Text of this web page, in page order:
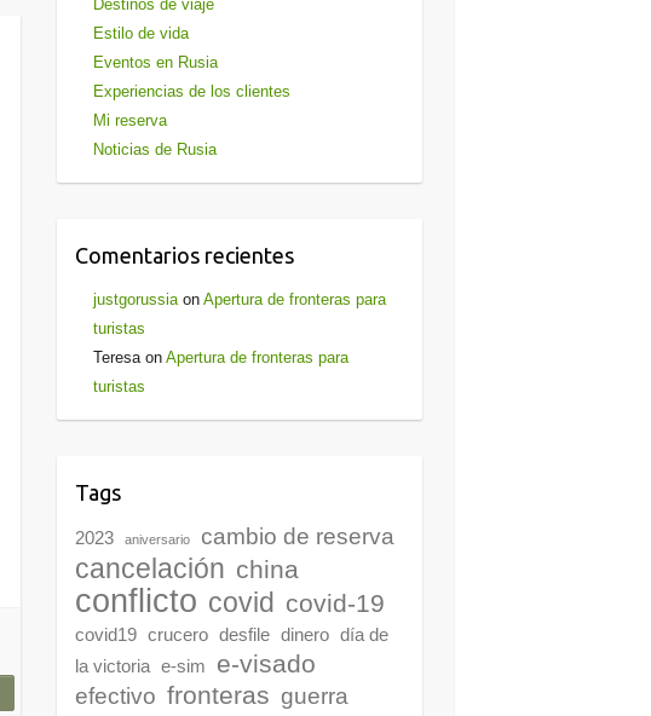
Destinos de viaje
Estilo de vida
Eventos en Rusia
Experiencias de los clientes
Mi reserva
Noticias de Rusia
Comentarios recientes
justgorussiaon Apertura de fronteras para
turistas
Teresaon Apertura de fronteras para
turistas
Tags
2023 aniversario cambio de reserva
cancelación china
conflicto covid covid-19
covid19 crucero desfile dinero día de
la victoria e-sim e-visado
efectivo fronteras guerra